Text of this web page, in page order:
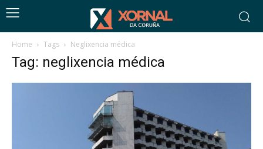
Home Tags Neglixencia médica
Tag: neglixencia médica